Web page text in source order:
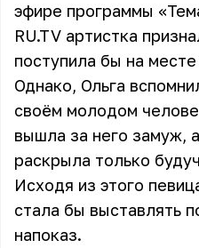
эфире программы
RU.TV артистка
поступила бы на
Однако, Ольга
своём молодом
вышла за него замуж,
раскрыла только
Исходя из этого
стала бы выставлять
напоказ.